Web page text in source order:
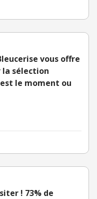
vous offre
la sélection
le moment ou
! 73% de